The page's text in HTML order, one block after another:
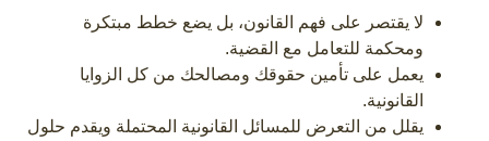
لا يقتصر على فهم القانون، بل يضع خطط مبتكرة
ومحكمة للتعامل مع القضية.
يعمل على تأمين حقوقك ومصالحك من كل الزوايا
القانونية.
يقلل من التعرض للمسائل القانونية المحتملة ويقدم حلول